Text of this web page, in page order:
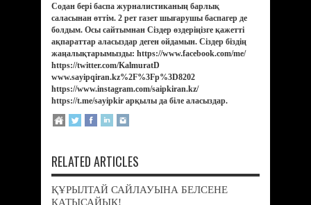
Содан бері баспа журналистиканың барлық
саласынан өттім. 2 рет газет шығарушы баспагер де
болдым. Осы сайтымнан Сіздер өздеріңізге қажетті
ақпараттар аласыздар деген ойдамын. Сіздер біздің
жаңалықтарымызды: https://www.facebook.com/me/
https://twitter.com/KalmuratD
www.sayipqiran.kz%2F%3Fp%3D8202
https://www.instagram.com/saipkiran.kz/
https://t.me/sayipkir арқылы да біле аласыздар.
RELATED ARTICLES
ҚҰРЫЛТАЙ САЙЛАУЫНА БЕЛСЕНЕ
ҚАТЫСАЙЫҚ!